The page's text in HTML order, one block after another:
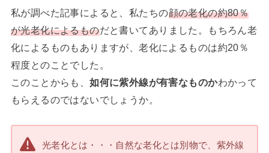
私が調べた記事によると、私たちの顔の老化の約80％
が光老化によるものだと書いてありました。もちろん老
化によるものもありますが、老化によるものは約20％
程度とのことでした。
このことからも、如何に紫外線が有害なものかわかって
もらえるのではないでしょうか。
光老化とは・・・自然な老化とは別物で、紫外線